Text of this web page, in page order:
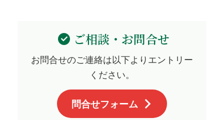
ご相談・お問合せ
お問合せのご連絡は以下よりエントリー
ください。
問合せフォーム